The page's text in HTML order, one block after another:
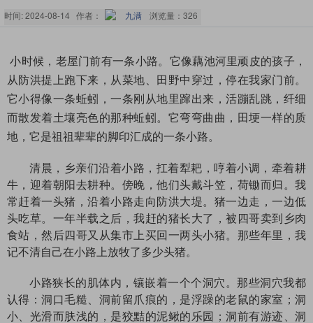
时间: 2024-08-14 作者： 九满 浏览量： 326
小时候，老屋门前有一条小路。它像藕池河里顽皮的孩子，
从防洪提上跑下来，从菜地、田野中穿过，停在我家门前。
它小得像一条蚯蚓，一条刚从地里蹿出来，活蹦乱跳，纤细
而散发着土壤亮色的那种蚯蚓。它弯弯曲曲，田埂一样的质
地，它是祖祖辈辈的脚印汇成的一条小路。
清晨，乡亲们沿着小路，扛着犁耙，哼着小调，牵着耕
牛，迎着朝阳去耕种。傍晚，他们头戴斗笠，荷锄而归。我
常赶着一头猪，沿着小路走向防洪大堤。猪一边走，一边低
头吃草。一年半载之后，我赶的猪长大了，被四哥卖到乡肉
食站，然后四哥又从集市上买回一两头小猪。那些年里，我
记不清自己在小路上放牧了多少头猪。
小路狭长的肌体内，镶嵌着一个个洞穴。那些洞穴我都
认得：洞口毛糙、洞前留爪痕的，是浮躁的老鼠的家室；洞
小、光滑而肤浅的，是狡黠的泥鳅的乐园；洞前有游迹、洞